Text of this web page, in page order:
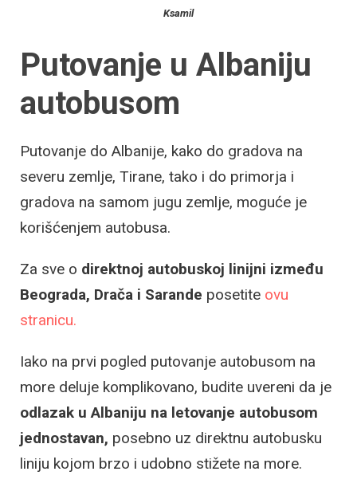
Ksamil
Putovanje u Albaniju
autobusom
Putovanje do Albanije, kako do gradova na
severu zemlje, Tirane, tako i do primorja i
gradova na samom jugu zemlje, moguće je
korišćenjem autobusa.
Za sve o direktnoj autobuskoj linijni između
Beograda, Drača i Sarande posetite ovu
stranicu.
Iako na prvi pogled putovanje autobusom na
more deluje komplikovano, budite uvereni da je
odlazak u Albaniju na letovanje autobusom
jednostavan, posebno uz direktnu autobusku
liniju kojom brzo i udobno stižete na more.